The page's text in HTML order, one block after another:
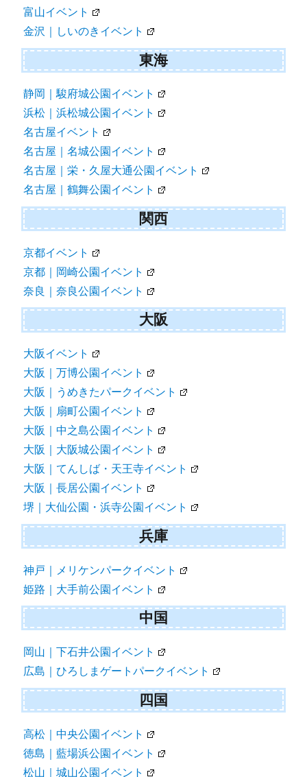
富山イベント
金沢｜しいのきイベント
東海
静岡｜駿府城公園イベント
浜松｜浜松城公園イベント
名古屋イベント
名古屋｜名城公園イベント
名古屋｜栄・久屋大通公園イベント
名古屋｜鶴舞公園イベント
関西
京都イベント
京都｜岡崎公園イベント
奈良｜奈良公園イベント
大阪
大阪イベント
大阪｜万博公園イベント
大阪｜うめきたパークイベント
大阪｜扇町公園イベント
大阪｜中之島公園イベント
大阪｜大阪城公園イベント
大阪｜てんしば・天王寺イベント
大阪｜長居公園イベント
堺｜大仙公園・浜寺公園イベント
兵庫
神戸｜メリケンパークイベント
姫路｜大手前公園イベント
中国
岡山｜下石井公園イベント
広島｜ひろしまゲートパークイベント
四国
高松｜中央公園イベント
徳島｜藍場浜公園イベント
松山｜城山公園イベント